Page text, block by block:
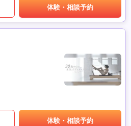
体験・相談予約
体験・相談予約